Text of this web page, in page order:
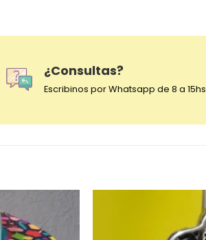
¿Consultas?
Escribinos por Whatsapp de 8 a 15hs